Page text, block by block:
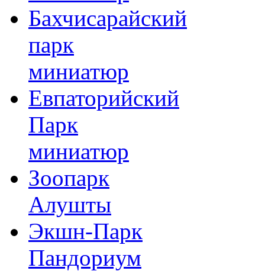
Бахчисарайский
парк
миниатюр
Евпаторийский
Парк
миниатюр
Зоопарк
Алушты
Экшн-Парк
Пандориум